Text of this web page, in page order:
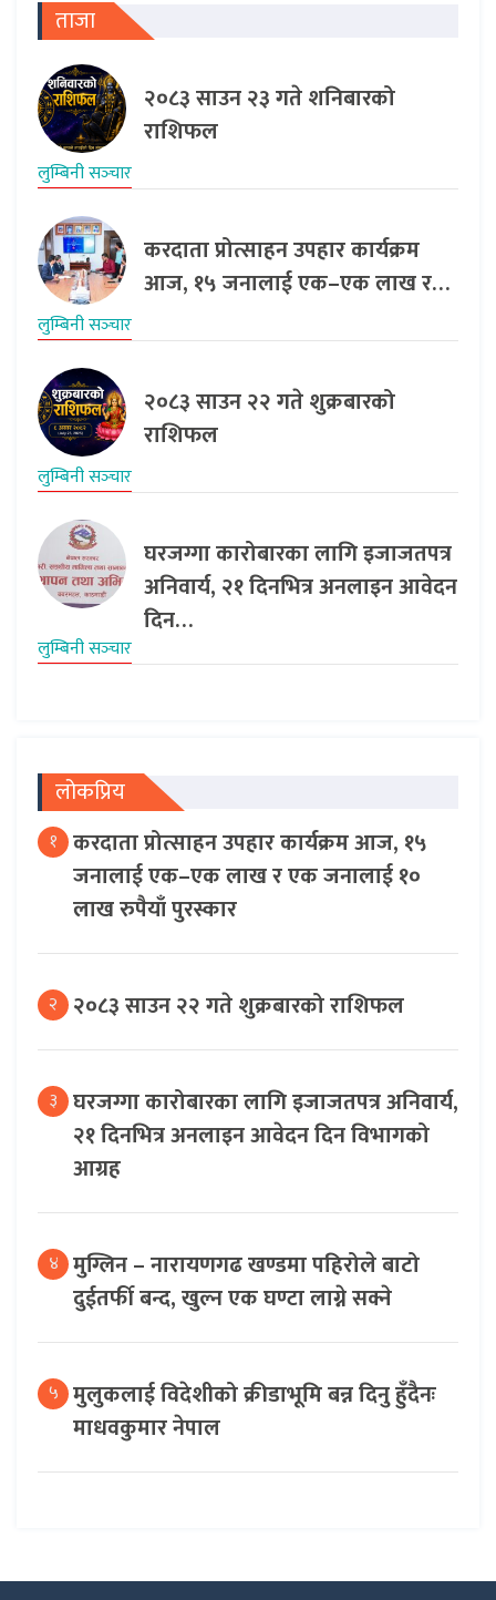
ताजा
२०८३ साउन २३ गते शनिबारको
राशिफल
लुम्बिनी सञ्‍चार
करदाता प्रोत्साहन उपहार कार्यक्रम
आज, १५ जनालाई एक–एक लाख र…
लुम्बिनी सञ्‍चार
२०८३ साउन २२ गते शुक्रबारको
राशिफल
लुम्बिनी सञ्‍चार
घरजग्गा कारोबारका लागि इजाजतपत्र
अनिवार्य, २१ दिनभित्र अनलाइन आवेदन
दिन…
लुम्बिनी सञ्‍चार
लोकप्रिय
१ करदाता प्रोत्साहन उपहार कार्यक्रम आज, १५
जनालाई एक–एक लाख र एक जनालाई १०
लाख रुपैयाँ पुरस्कार
२ २०८३ साउन २२ गते शुक्रबारको राशिफल
३ घरजग्गा कारोबारका लागि इजाजतपत्र अनिवार्य,
२१ दिनभित्र अनलाइन आवेदन दिन विभागको
आग्रह
४ मुग्लिन – नारायणगढ खण्डमा पहिरोले बाटो
दुईतर्फी बन्द, खुल्न एक घण्टा लाग्ने सक्ने
५ मुलुकलाई विदेशीको क्रीडाभूमि बन्न दिनु हुँदैनः
माधवकुमार नेपाल